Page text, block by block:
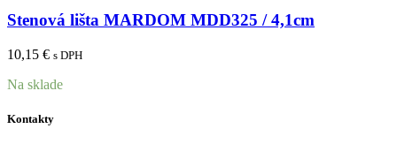
Stenová lišta MARDOM MDD325 / 4,1cm
10,15 € s DPH
Na sklade
Kontakty